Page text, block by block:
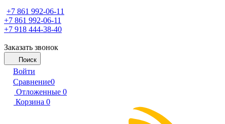
+7 861 992-06-11
+7 861 992-06-11
+7 918 444-38-40
Заказать звонок
Поиск
Войти
Сравнение0
Отложенные 0
Корзина 0